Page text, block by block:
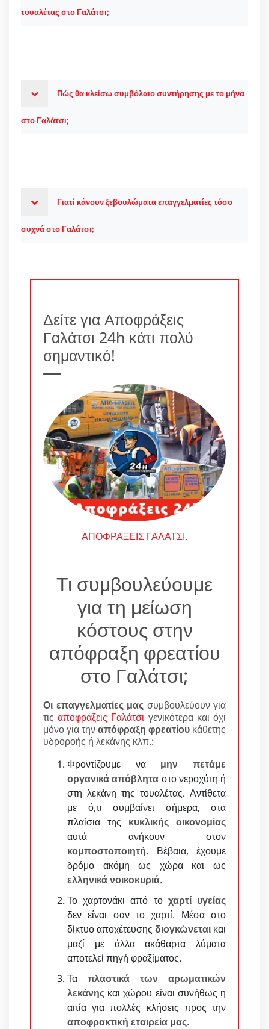
τουαλέτας στο Γαλάτσι;
Πώς θα κλείσω συμβόλαιο συντήρησης με το μήνα
στο Γαλάτσι;
Γιατί κάνουν ξεβουλώματα επαγγελματίες τόσο
συχνά στο Γαλάτσι;
Δείτε για Αποφράξεις
Γαλάτσι 24h κάτι πολύ
σημαντικό!
ΑΠΟΦΡΑΞΕΙΣ ΓΑΛΑΤΣΙ.
Τι συμβουλεύουμε
για τη μείωση
κόστους στην
απόφραξη φρεατίου
στο Γαλάτσι;
Οι επαγγελματίες μας συμβουλεύουν για
τιςαποφράξεις Γαλάτσι γενικότερα και όχι
μόνο για τηναπόφραξη φρεατίου κάθετης
υδροροής ή λεκάνης κλπ.:
Φροντίζουμε να μην πετάμε
οργανικά απόβλητα στο νεροχύτη ή
στη λεκάνη της τουαλέτας. Αντίθετα
με ό,τι συμβαίνει σήμερα, στα
πλαίσια της κυκλικής οικονομίας
αυτά ανήκουν στον
κομποστοποιητή. Βέβαια, έχουμε
δρόμο ακόμη ως χώρα και ως
ελληνικά νοικοκυριά.
Το χαρτονάκι από το χαρτί υγείας
δεν είναι σαν το χαρτί. Μέσα στο
δίκτυο αποχέτευσης διογκώνεται και
μαζί με άλλα ακάθαρτα λύματα
αποτελεί πηγή φραξίματος.
Τα πλαστικά των αρωματικών
λεκάνης και χώρου είναι συνήθως η
αιτία για πολλές κλήσεις προς την
αποφρακτική εταιρεία μας.